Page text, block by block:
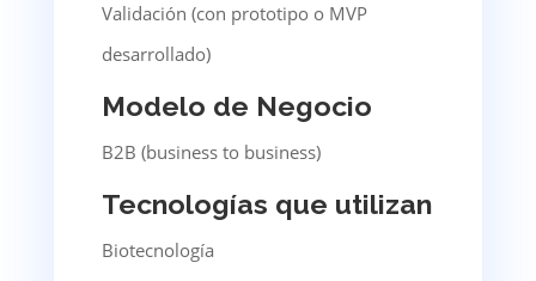
Validación (con prototipo o MVP
desarrollado)
Modelo de Negocio
B2B (business to business)
Tecnologías que utilizan
Biotecnología